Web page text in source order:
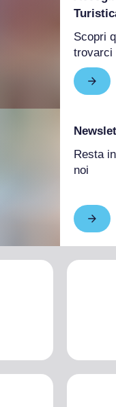
basso consumo
2 prodotti
Scopri
trovarci
Resta
noi